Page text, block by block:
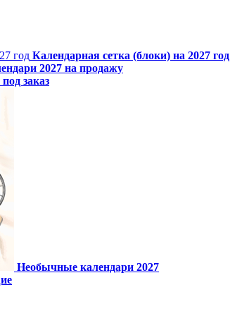
Календарная сетка (блоки) на 2027 год
2027 на продажу
заказ
Необычные календари 2027